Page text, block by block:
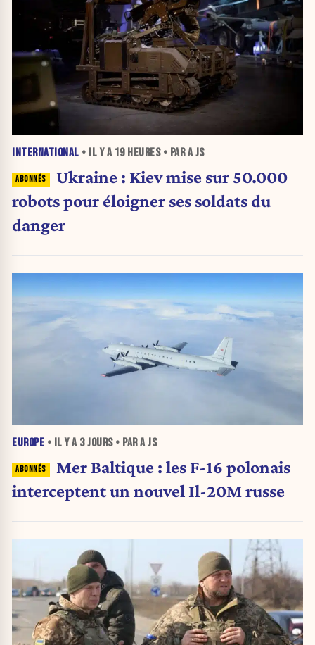
INTERNATIONAL • IL Y A 19 HEURES• PAR A JS
Ukraine : Kiev mise sur 50.000
robots pour éloigner ses soldats du
danger
EUROPE • IL Y A 3 JOURS• PAR A JS
Mer Baltique : les F-16 polonais
interceptent un nouvel Il-20M russe